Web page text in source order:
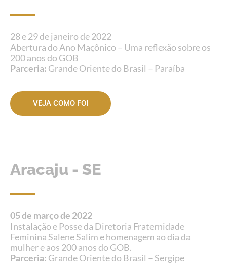
28 e 29 de janeiro de 2022
Abertura do Ano Maçônico – Uma reflexão sobre os
200 anos do GOB
Parceria: Grande Oriente do Brasil – Paraíba
VEJA COMO FOI
Aracaju - SE
05 de março de 2022
Instalação e Posse da Diretoria Fraternidade
Feminina Salene Salim e homenagem ao dia da
mulher e aos 200 anos do GOB.
Parceria: Grande Oriente do Brasil – Sergipe